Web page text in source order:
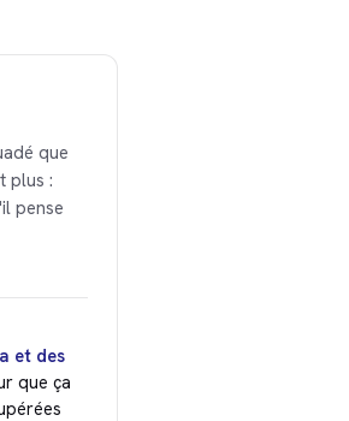
que
plus :
pense
et des
que ça